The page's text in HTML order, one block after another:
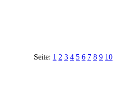
Seite: 1 2 3 4 5 6 7 8 9 10